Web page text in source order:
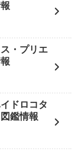
・プリエ
ドロコタ
鑑情報